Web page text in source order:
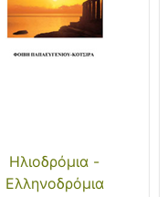
Ηλιοδρόμια -
Ελληνοδρόμια